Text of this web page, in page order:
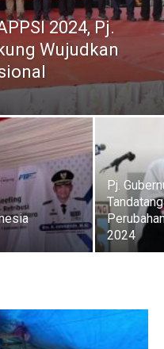
2024, Pj.
Wujudkan
Pj.
2024